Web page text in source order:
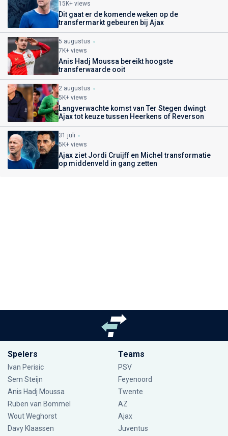
15K+ views
Dit gaat er de komende weken op de
transfermarkt gebeuren bij Ajax
5 augustus
7K+ views
Anis Hadj Moussa bereikt hoogste
transferwaarde ooit
2 augustus
5K+ views
Langverwachte komst van Ter Stegen dwingt
Ajax tot keuze tussen Heerkens of Reverson
31 juli
5K+ views
Ajax ziet Jordi Cruijff en Michel transformatie
op middenveld in gang zetten
Spelers
Ivan Perisic
Sem Steijn
Anis Hadj Moussa
Ruben van Bommel
Wout Weghorst
Davy Klaassen
Teams
PSV
Feyenoord
Twente
AZ
Ajax
Juventus